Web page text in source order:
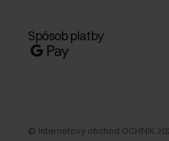
Spôsob platby
© Internetový obchod OCHNIK